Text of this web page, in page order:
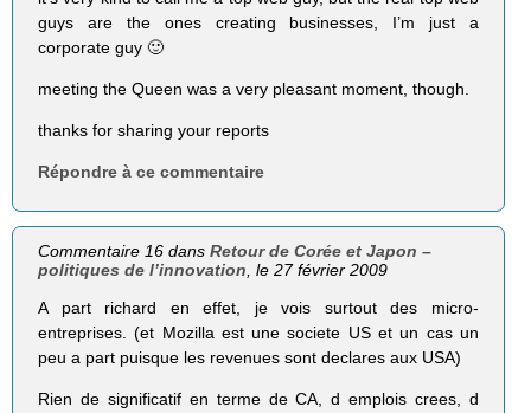
guys are the ones creating businesses, I’m just a
corporate guy 🙂
meeting the Queen was a very pleasant moment, though.
thanks for sharing your reports
Répondre à ce commentaire
Commentaire 16 dansRetour de Corée et Japon –
politiques de l’innovation, le 27 février 2009
A part richard en effet, je vois surtout des micro-
entreprises. (et Mozilla est une societe US et un cas un
peu a part puisque les revenues sont declares aux USA)
Rien de significatif en terme de CA, d emplois crees, d